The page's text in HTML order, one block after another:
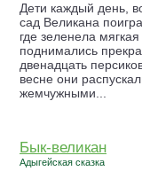
Дети каждый день,
сад Великана
где зеленела
поднимались
двенадцать
весне они
жемчужными...
Бык-великан
Адыгейская сказка